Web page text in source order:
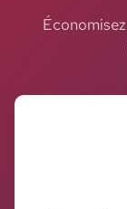
Économisez